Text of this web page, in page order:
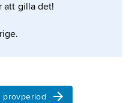
(
der Erkenntnis
att gilla det!
provperiod